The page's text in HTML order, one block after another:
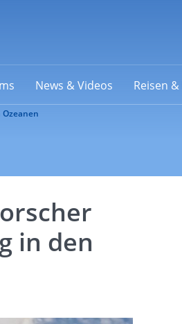
News & Videos Reisen
in den